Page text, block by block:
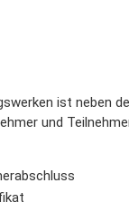
ist neben
und